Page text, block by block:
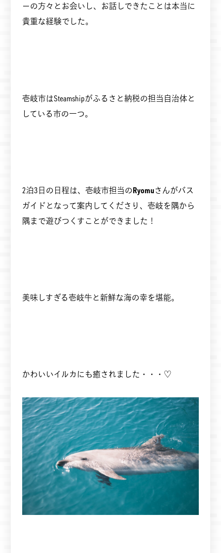
ーの方々とお会いし、お話しできたことは本当に
貴重な経験でした。
壱岐市はSteamshipがふるさと納税の担当自治体と
している市の一つ。
2泊3日の日程は、壱岐市担当のRyomuさんがバス
ガイドとなって案内してくださり、壱岐を隅から
隅まで遊びつくすことができました！
美味しすぎる壱岐牛と新鮮な海の幸を堪能。
かわいいイルカにも癒されました・・・♡